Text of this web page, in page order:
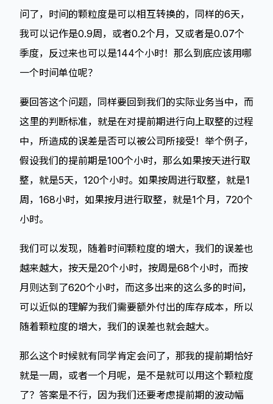
问了，时间的颗粒度是可以相互转换的，同样的6天，
我可以记作是0.9周，或者0.2个月，又或者是0.07个
季度，反过来也可以是144个小时！那么到底应该用哪
一个时间单位呢？
要回答这个问题，同样要回到我们的实际业务当中，而
这里的判断标准，就是在对提前期进行向上取整的过程
中，所造成的误差是否可以被公司所接受！举个例子，
假设我们的提前期是100个小时，那么如果按天进行取
整，就是5天，120个小时。如果按周进行取整，就是1
周，168小时，如果按月进行取整，就是1个月，720个
小时。
我们可以发现，随着时间颗粒度的增大，我们的误差也
越来越大，按天是20个小时，按周是68个小时，而按
月则达到了620个小时，而这多出来的这么多的时间，
可以近似的理解为我们需要额外付出的库存成本，所以
随着颗粒度的增大，我们的误差也就会越大。
那么这个时候就有同学肯定会问了，那我的提前期恰好
就是一周，或者一个月呢，是不是就可以用这个颗粒度
了？答案是不行，因为我们还要考虑提前期的波动幅